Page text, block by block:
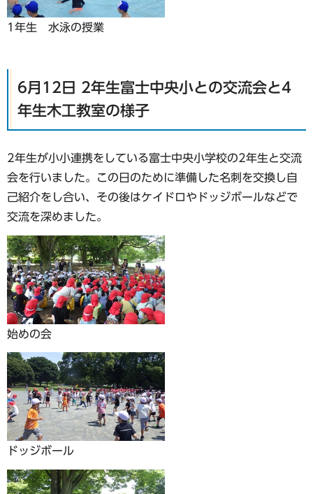
1年生 水泳の授業
6月12日 2年生富士中央小との交流会と4
年生木工教室の様子
2年生が小小連携をしている富士中央小学校の2年生と交流
会を行いました。この日のために準備した名刺を交換し自
己紹介をし合い、その後はケイドロやドッジボールなどで
交流を深めました。
始めの会
ドッジボール